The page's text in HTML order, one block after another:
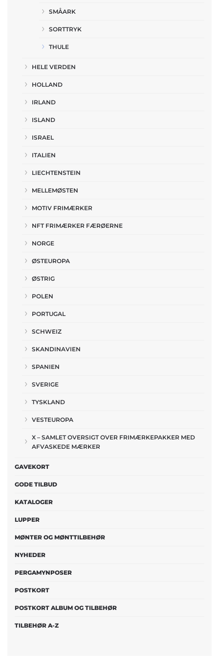
SMÅARK
SORTTRYK
THULE
HELE VERDEN
HOLLAND
IRLAND
ISLAND
ISRAEL
ITALIEN
LIECHTENSTEIN
MELLEMØSTEN
MOTIV FRIMÆRKER
NFT FRIMÆRKER FÆRØERNE
NORGE
ØSTEUROPA
ØSTRIG
POLEN
PORTUGAL
SCHWEIZ
SKANDINAVIEN
SPANIEN
SVERIGE
TYSKLAND
VESTEUROPA
X – SAMLET OVERSIGT OVER FRIMÆRKEPAKKER MED
AFVASKEDE MÆRKER
GAVEKORT
GODE TILBUD
KATALOGER
LUPPER
MØNTER OG MØNTTILBEHØR
NYHEDER
PERGAMYNPOSER
POSTKORT
POSTKORT ALBUM OG TILBEHØR
TILBEHØR A-Z